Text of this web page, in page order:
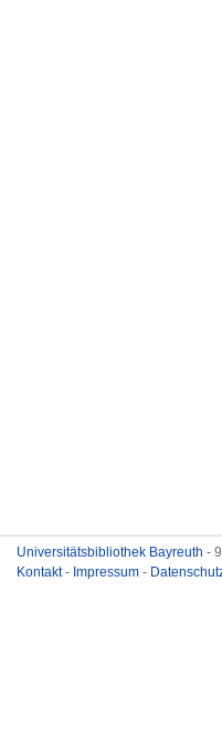
Universitätsbibliothek Bayreuth -
Kontakt- Impressum -